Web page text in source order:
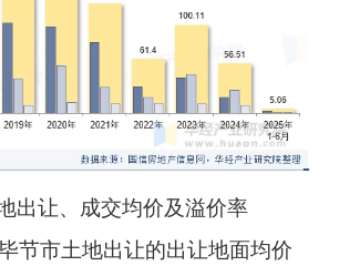
出让、成交均价及溢价率
节市土地出让的出让地面均价